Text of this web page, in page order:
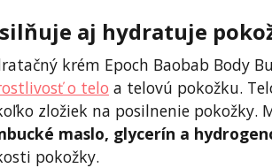
aj hydratuje
krém Epoch Baobab Body
o telo a telovú pokožku.
zložiek na posilnenie pokožky.
maslo, glycerín a
pokožky.